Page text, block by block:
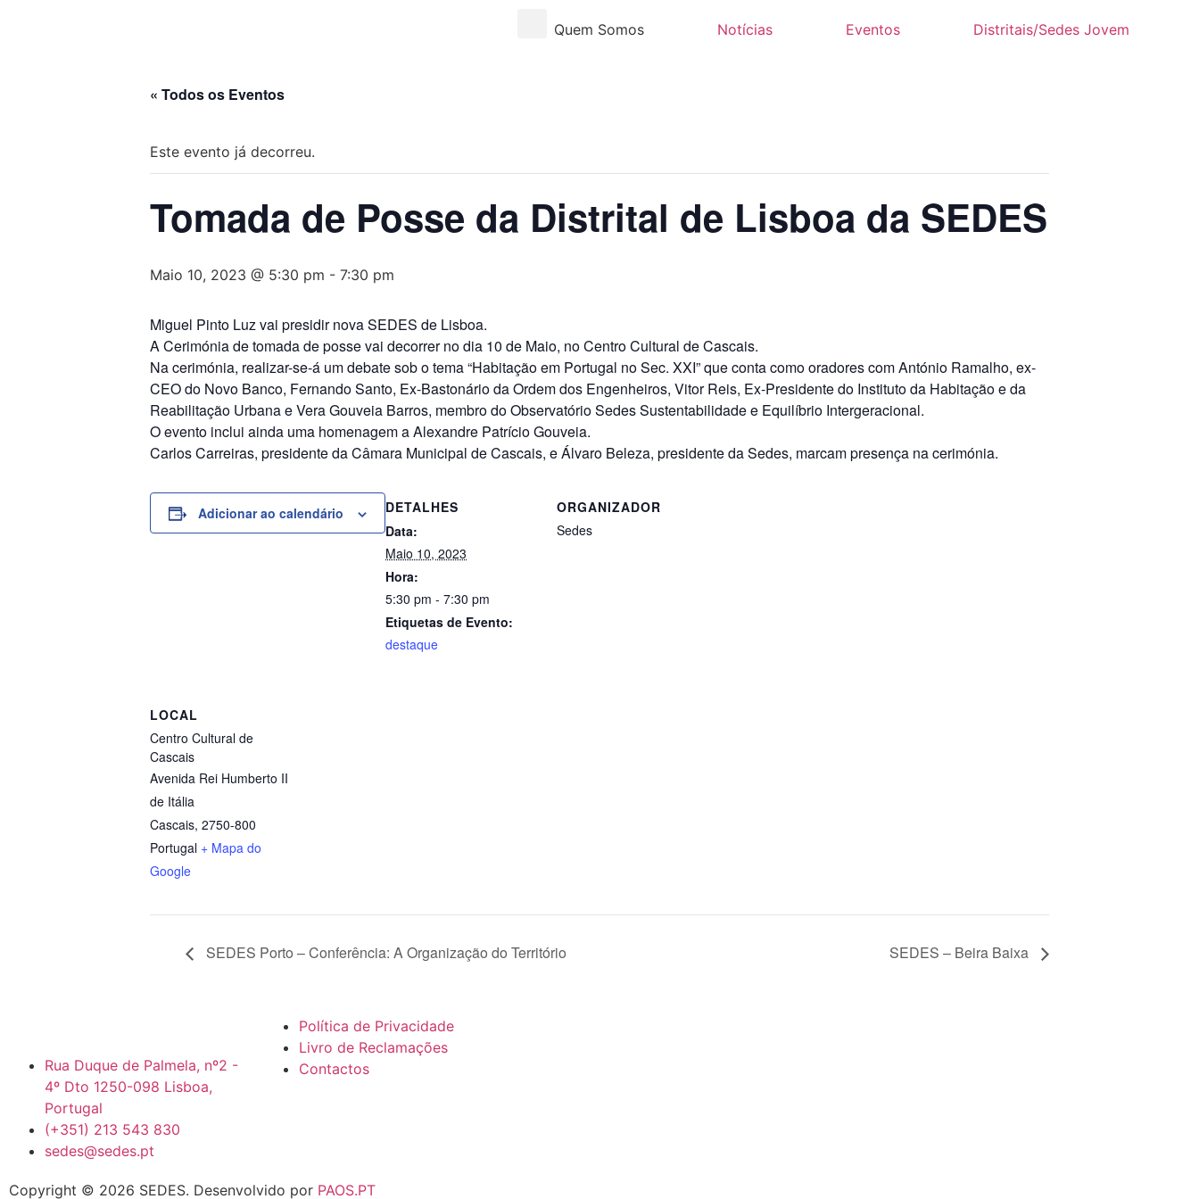
Quem Somos Notícias Eventos Distritais/Sedes Jovem
« Todos os Eventos
Este evento já decorreu.
Tomada de Posse da Distrital de Lisboa da SEDES
Maio 10, 2023 @ 5:30 pm - 7:30 pm
Miguel Pinto Luz vai presidir nova SEDES de Lisboa.
A Cerimónia de tomada de posse vai decorrer no dia 10 de Maio, no Centro Cultural de Cascais.
Na cerimónia, realizar-se-á um debate sob o tema “Habitação em Portugal no Sec. XXI” que conta como oradores com António Ramalho, ex-
CEO do Novo Banco, Fernando Santo, Ex-Bastonário da Ordem dos Engenheiros, Vitor Reis, Ex-Presidente do Instituto da Habitação e da
Reabilitação Urbana e Vera Gouveia Barros, membro do Observatório Sedes Sustentabilidade e Equilíbrio Intergeracional.
O evento inclui ainda uma homenagem a Alexandre Patrício Gouveia.
Carlos Carreiras, presidente da Câmara Municipal de Cascais, e Álvaro Beleza, presidente da Sedes, marcam presença na cerimónia.
Adicionar ao calendário
DETALHES
Data:
Maio 10, 2023
Hora:
5:30 pm - 7:30 pm
Etiquetas de Evento:
destaque
ORGANIZADOR
Sedes
LOCAL
Centro Cultural de
Cascais
Avenida Rei Humberto II
de Itália
Cascais, 2750-800
Portugal + Mapa do
Google
SEDES Porto – Conferência: A Organização do Território SEDES – Beira Baixa
Rua Duque de Palmela, nº2 -
4º Dto 1250-098 Lisboa,
Portugal
(+351) 213 543 830
sedes@sedes.pt
Política de Privacidade
Livro de Reclamações
Contactos
Copyright © 2026 SEDES. Desenvolvido por PAOS.PT